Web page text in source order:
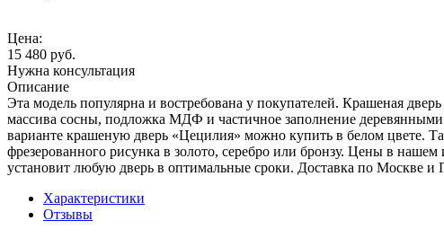
Цена:
15 480 руб.
Нужна консультация
Описание
Эта модель популярна и востребована у покупателей. Крашеная
массива сосны, подложка МДФ и частичное заполнение
варианте крашеную дверь «Цецилия» можно купить в белом цвете.
фрезерованного рисунка в золото, серебро или бронзу. Цены в
установит любую дверь в оптимальные сроки. Доставка по Москве и
Характеристики
Отзывы